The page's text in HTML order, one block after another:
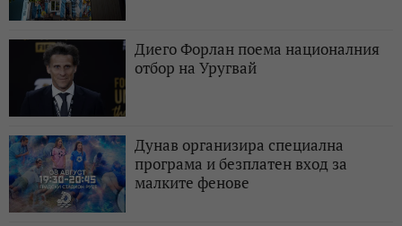
Диего Форлан поема националния
отбор на Уругвай
Дунав организира специална
програма и безплатен вход за
малките фенове